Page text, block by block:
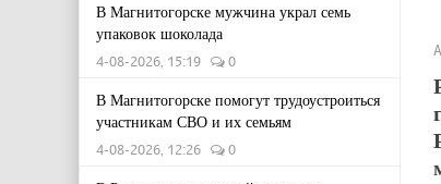
В Магнитогорске мужчина украл семь
упаковок шоколада
4-08-2026, 15:19 0
В Магнитогорске помогут трудоустроиться
участникам СВО и их семьям
4-08-2026, 12:26 0